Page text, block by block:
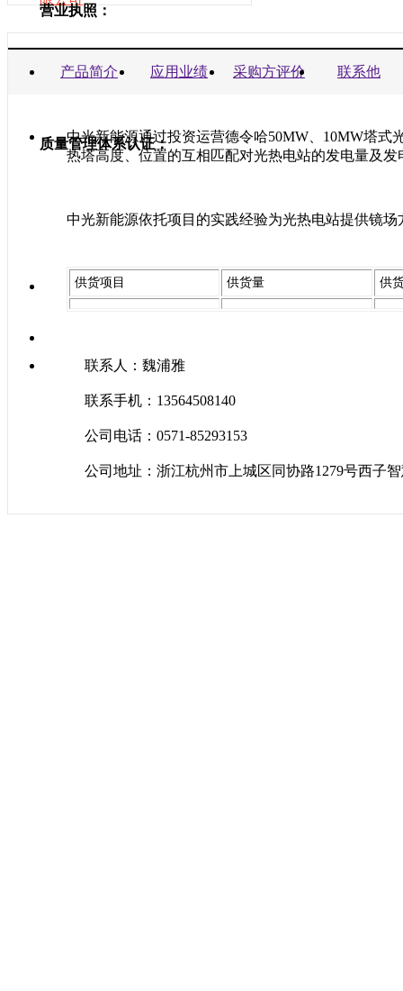
营业执照：
商业信誉承诺书：
质量管理体系认证：
产品简介 应用业绩 采购方评价 联系他
中光新能源通过投资运营德令哈50MW、 10MW塔式
热塔高度、位置的互相匹配对光热电站的发电量及
中光新能源依托项目的实践经验为光热电站提供镜场
供货项目 供货量 供
联系人：魏浦雅
联系手机：13564508140
公司电话：0571-85293153
公司地址：浙江杭州市上城区同协路1279号西子